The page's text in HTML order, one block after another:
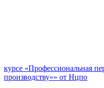
курсе «Профессиональная
производству»» от Нцпо